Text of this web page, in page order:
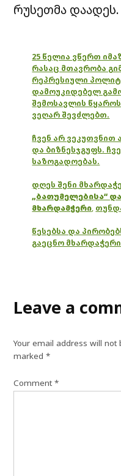
რუსეთმა დაადეს.
25 წელია ვწერთ
რასაც მთავრობა
რეპრესიული
დამოუკიდებელ
შემოსავლის
ვეღარ შევძლებთ.
ჩვენ არ
და ბიზნესჯგუფს.
საზოგადოებას.
დღეს შენი
„ბათუმელებისა“
მხარდამჭერი,
წესებსა და
გაეცნო
Leave a
Your email address will not
marked*
Comment*